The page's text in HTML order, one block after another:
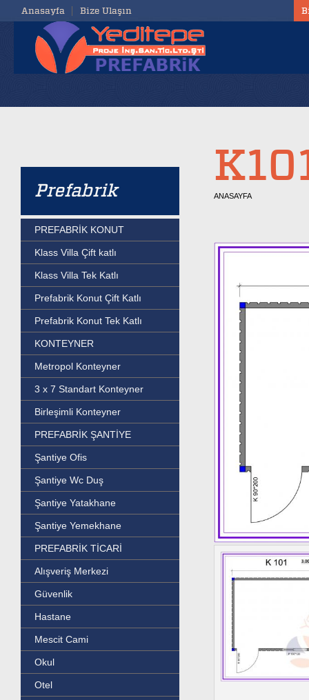
Anasayfa Bize Ulaşın
Prefabrik
PREFABRİK KONUT
Klass Villa Çift katlı
Klass Villa Tek Katlı
Prefabrik Konut Çift Katlı
Prefabrik Konut Tek Katlı
KONTEYNER
Metropol Konteyner
3 x 7 Standart Konteyner
Birleşimli Konteyner
PREFABRİK ŞANTİYE
Şantiye Ofis
Şantiye Wc Duş
Şantiye Yatakhane
Şantiye Yemekhane
PREFABRİK TİCARİ
Alışveriş Merkezi
Güvenlik
Hastane
Mescit Cami
Okul
Otel
ANASAYFA